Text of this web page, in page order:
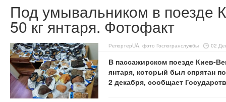
Под умывальником в поезде
50 кг янтаря. Фотофакт
РепортерUA, фото Госпогранслужбы 02
В пассажирском поезде Киев-
янтаря, который был спрятан
2 декабря, сообщает